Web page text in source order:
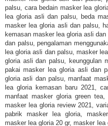
palsu, cara bedain masker lea
lea gloria asli dan palsu, beda
masker lea gloria asli dan palsu,
kemasan masker lea gloria asli
dan palsu, pengalaman
lea gloria asli dan palsu, masker
gloria asli dan palsu, keunggulan
pakai masker lea gloria asli dan
gloria asli dan palsu, manfaat
lea gloria kemasan baru 2021,
manfaat masker gloria green
masker lea gloria review 2021,
pabrik masker lea gloria,
masker lea gloria 20 gr, masker